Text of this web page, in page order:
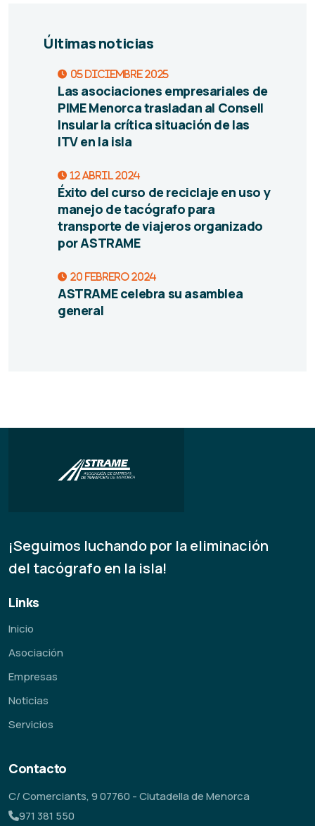
Últimas noticias
05 diciembre 2025
Las asociaciones empresariales de
PIME Menorca trasladan al Consell
Insular la crítica situación de las
ITV en la isla
12 abril 2024
Éxito del curso de reciclaje en uso y
manejo de tacógrafo para
transporte de viajeros organizado
por ASTRAME
20 febrero 2024
ASTRAME celebra su asamblea
general
¡Seguimos luchando por la eliminación
del tacógrafo en la isla!
Links
Inicio
Asociación
Empresas
Noticias
Servicios
Contacto
C/ Comerciants, 9 07760 - Ciutadella de Menorca
971 381 550